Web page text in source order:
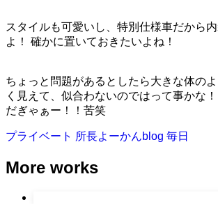
スタイルも可愛いし、特別仕様車だから
よ！ 確かに置いておきたいよね！
ちょっと問題があるとしたら大きな体の
く見えて、似合わないのではって事かな
だぎゃぁー！！苦笑
プライベート 所長よーかんblog 毎日
More works